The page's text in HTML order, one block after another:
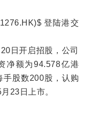
登陆港交
日开启招股，公司
净额为94.578亿港
手股数200股，认购
23日上市。